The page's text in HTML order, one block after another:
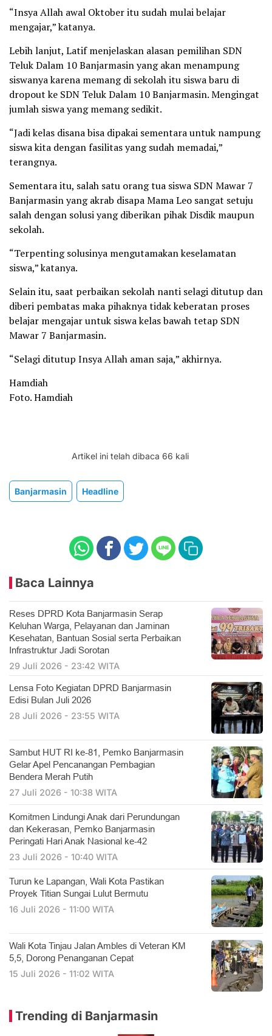
“Insya Allah awal Oktober itu sudah mulai belajar
mengajar,” katanya.
Lebih lanjut, Latif menjelaskan alasan pemilihan SDN
Teluk Dalam 10 Banjarmasin yang akan menampung
siswanya karena memang di sekolah itu siswa baru di
dropout ke SDN Teluk Dalam 10 Banjarmasin. Mengingat
jumlah siswa yang memang sedikit.
“Jadi kelas disana bisa dipakai sementara untuk nampung
siswa kita dengan fasilitas yang sudah memadai,”
terangnya.
Sementara itu, salah satu orang tua siswa SDN Mawar 7
Banjarmasin yang akrab disapa Mama Leo sangat setuju
salah dengan solusi yang diberikan pihak Disdik maupun
sekolah.
“Terpenting solusinya mengutamakan keselamatan
siswa,” katanya.
Selain itu, saat perbaikan sekolah nanti selagi ditutup dan
diberi pembatas maka pihaknya tidak keberatan proses
belajar mengajar untuk siswa kelas bawah tetap SDN
Mawar 7 Banjarmasin.
“Selagi ditutup Insya Allah aman saja,” akhirnya.
Hamdiah
Foto. Hamdiah
Artikel ini telah dibaca 66 kali
Banjarmasin Headline
Baca Lainnya
Reses DPRD Kota Banjarmasin Serap
Keluhan Warga, Pelayanan dan Jaminan
Kesehatan, Bantuan Sosial serta Perbaikan
Infrastruktur Jadi Sorotan
29 Juli 2026 - 23:42 WITA
Lensa Foto Kegiatan DPRD Banjarmasin
Edisi Bulan Juli 2026
28 Juli 2026 - 23:55 WITA
Sambut HUT RI ke-81, Pemko Banjarmasin
Gelar Apel Pencanangan Pembagian
Bendera Merah Putih
27 Juli 2026 - 10:38 WITA
Komitmen Lindungi Anak dari Perundungan
dan Kekerasan, Pemko Banjarmasin
Peringati Hari Anak Nasional ke-42
23 Juli 2026 - 10:40 WITA
Turun ke Lapangan, Wali Kota Pastikan
Proyek Titian Sungai Lulut Bermutu
16 Juli 2026 - 11:00 WITA
​Wali Kota Tinjau Jalan Ambles di Veteran KM
5,5, Dorong Penanganan Cepat
15 Juli 2026 - 11:02 WITA
Trending di Banjarmasin